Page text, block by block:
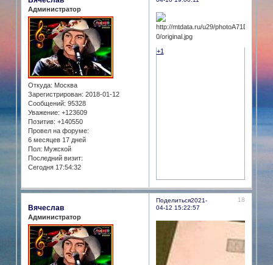
Администратор
Откуда: Москва
Зарегистрирован: 2018-01-12
Сообщений: 95328
Уважение: +123609
Позитив: +140550
Провел на форуме:
6 месяцев 17 дней
Пол: Мужской
Последний визит:
Сегодня 17:54:32
+1
Поделиться 18
2021-
04-12 15:22:57
Вячеслав
Администратор